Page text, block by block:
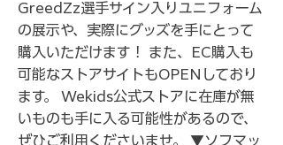
GreedZz選手サイン入りユニフォーム
の展示や、実際にグッズを手にとって
購入いただけます！ また、EC購入も
可能なストアサイトもOPENしており
ます。 Wekids公式ストアに在庫が無
いものも手に入る可能性があるので、
ぜひご利用くださいませ。 ▼ソフマッ